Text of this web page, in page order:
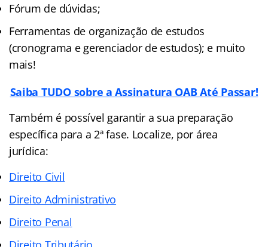
Fórum de dúvidas;
Ferramentas de organização de estudos
(cronograma e gerenciador de estudos); e muito
mais!
Saiba TUDO sobre a Assinatura OAB Até Passar!
Também é possível garantir a sua preparação
específica para a 2ª fase. Localize, por área
jurídica:
Direito Civil
Direito Administrativo
Direito Penal